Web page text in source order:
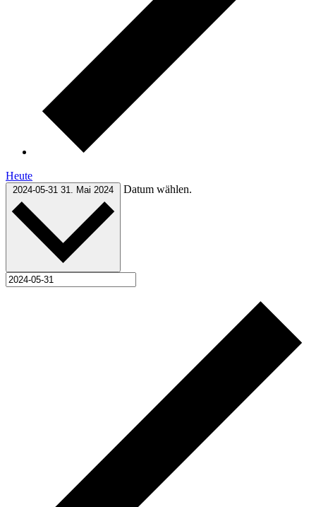
Heute
2024-05-31 31. Mai 2024 Datum wählen.